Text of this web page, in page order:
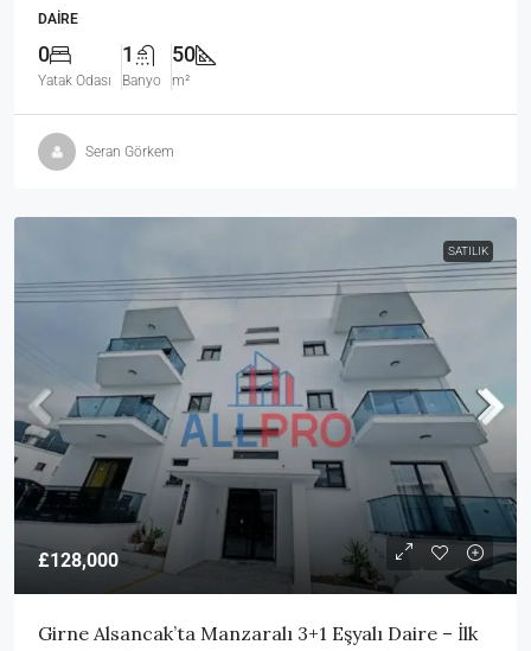
DAIRE
0
Yatak Odası
1
Banyo
50
m²
Seran Görkem
SATILIK
£128,000
Girne Alsancak’ta Manzaralı 3+1 Eşyalı Daire – İlk